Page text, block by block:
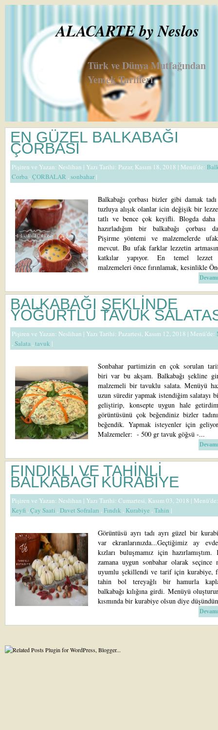
ALACARTE by Neslos
Türk ve Dünya Mutfağından
Yemek Tarifleri
EN GÜZEL BALKABAĞI
ÇORBASI
Pişiren ve Yazan: Neslihan | Yazı Tarihi: Pazar, Kasım 18, 2018 | Menü'de:
Corba ,ÇORBALAR ,sonbahar|
Balkabağı çorbası bizler gibi damak
tuzluya alışık olanlar icin değişik bir
tatlı ve bence çok keyifli. Blogda daha
hazırladığım bir balkabağı çorbası
Pişirme yöntemi ve malzemelerde
mevcut. Bu ufak farklar lezzetin
katkılar yapıyor. En temel lezzet
malzemeleri önce fırınlamak, kesinlikle
BALKABAĞI ŞEKLİNDE
YOĞURTLU TAVUK
Pişiren ve Yazan: Neslihan | Yazı Tarihi: Pazartesi, Kasım 12, 2018 | Menü'de:
,Salata ,tavuk |
Sonbahar partimizin en çok sorulan
biri var bu akşam. Balkabağı şekline
malzemeli bir tavuklu salata. Menüyü
uzun süredir yapmak istendiğim salatayı
geliştirip, konsepte uygun hale
görüntüsünü çok beğendiniz bizler
beğendik. Yapmak isteyenler için
Malzemeler: - 500 gr tavuk göğsü -...
FINDIKLI VE TAHİNLİ
BALKABAĞI KURABİYE
Pişiren ve Yazan: Neslihan | Yazı Tarihi: Cumartesi, Kasım 03, 2018 |
Keyfi ,Çay Saati ,Davet Sofraları ,Fındık , Kurabiye ,Tahin |
Görüntüsü ayrı tadı ayrı güzel bir
var ekranlarınızda...Geçtiğimiz ay
kızları buluşmamız için hazırlamıştım.
zamana uygun sonbahar olarak seçince
uyumlu şekillendi ve tarif için kurabiye,
tahin bol tereyağlı bir hamurla
balkabağı kılığına girdi. Menüyü
kısmında bir kurabiye olsun diye